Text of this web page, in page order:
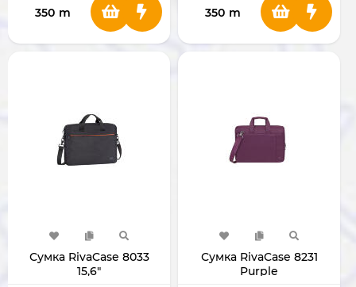
350 m 350 m
Сумка RivaCase 8033
15,6"
Сумка RivaCase 8231
Purple